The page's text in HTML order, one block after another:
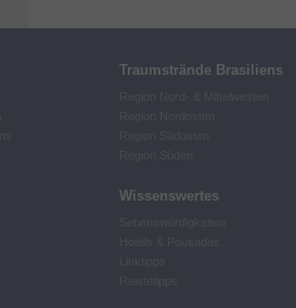
Traumstrände Brasiliens
Wissenswertes